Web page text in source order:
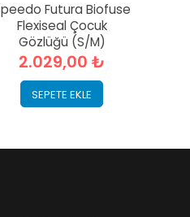
Futura Biofuse
Flexiseal Çocuk
Gözlüğü (S/M)
2.029,00 ₺
SEPETE EKLE